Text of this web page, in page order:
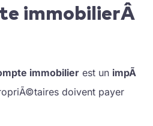
immobilierÂ
immobilier est un impÃ
doivent payer